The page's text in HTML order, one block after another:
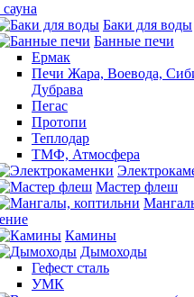
Баки для воды
Банные печи
Ермак
Печи Жара, Воевода,
Дубрава
Пегас
Протопи
Теплодар
ТМФ, Атмосфера
Мастер флеш
Камины
Дымоходы
Гефест сталь
УМК